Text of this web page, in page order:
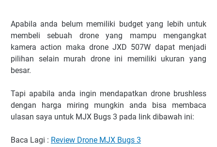
Apabila anda belum memiliki budget yang lebih untuk
membeli sebuah drone yang mampu mengangkat
kamera action maka drone JXD 507W dapat menjadi
pilihan selain murah drone ini memiliki ukuran yang
besar.
Tapi apabila anda ingin mendapatkan drone brushless
dengan harga miring mungkin anda bisa membaca
ulasan saya untuk MJX Bugs 3 pada link dibawah ini:
Baca Lagi : Review Drone MJX Bugs 3